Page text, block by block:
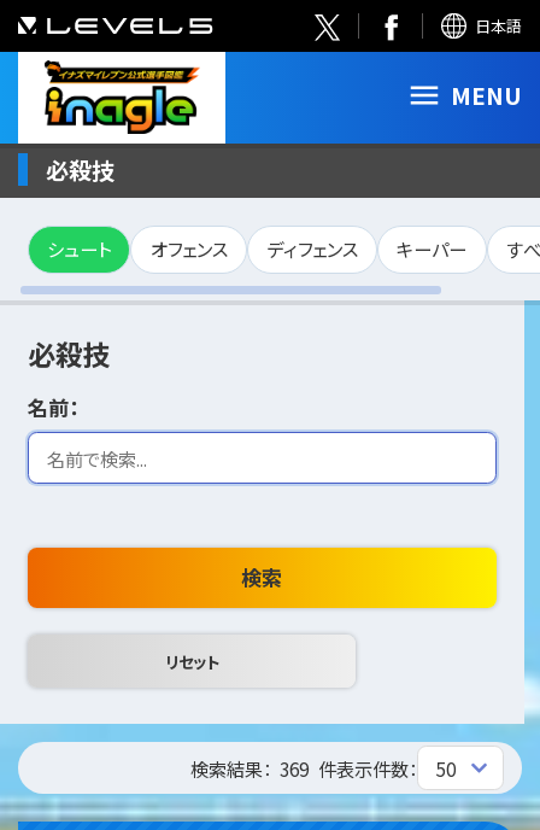
日本語
MENU
必殺技
シュート オフェンス ディフェンス キーパー す
必殺技
名前：
検索
検索結果： 369 件表示件数：